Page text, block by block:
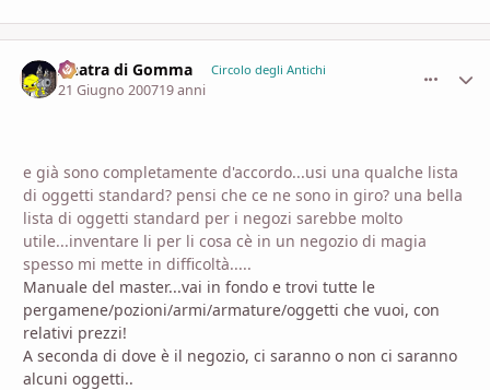
Anatra di Gomma Circolo degli Antichi
21 Giugno 200719 anni
e già sono completamente d'accordo...usi una qualche lista
di oggetti standard? pensi che ce ne sono in giro? una bella
lista di oggetti standard per i negozi sarebbe molto
utile...inventare li per li cosa cè in un negozio di magia
spesso mi mette in difficoltà.....
Manuale del master...vai in fondo e trovi tutte le
pergamene/pozioni/armi/armature/oggetti che vuoi, con
relativi prezzi!
A seconda di dove è il negozio, ci saranno o non ci saranno
alcuni oggetti..